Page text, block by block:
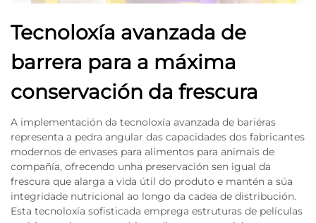
Tecnoloxía avanzada de
barrera para a máxima
conservación da frescura
A implementación da tecnoloxía avanzada de bariéras
representa a pedra angular das capacidades dos fabricantes
modernos de envases para alimentos para animais de
compañía, ofrecendo unha preservación sen igual da
frescura que alarga a vida útil do produto e mantén a súa
integridade nutricional ao longo da cadea de distribución.
Esta tecnoloxía sofisticada emprega estruturas de películas